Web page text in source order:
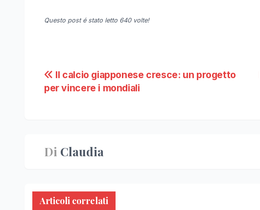
Questo post é stato letto 640 volte!
Navigazione
articoli
Il calcio giapponese cresce: un progetto
per vincere i mondiali
Di Claudia
Articoli correlati